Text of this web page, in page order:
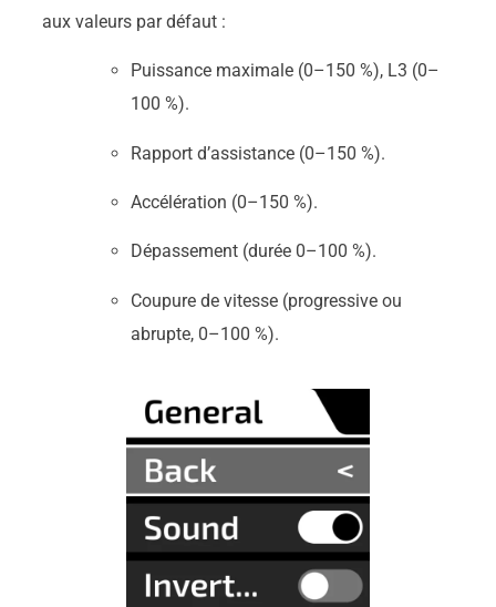
aux valeurs par défaut :
Puissance maximale (0–150 %), L3 (0–
100 %).
Rapport d’assistance (0–150 %).
Accélération (0–150 %).
Dépassement (durée 0–100 %).
Coupure de vitesse (progressive ou
abrupte, 0–100 %).